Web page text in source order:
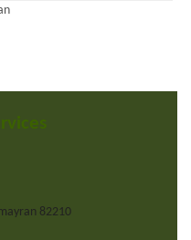
82210